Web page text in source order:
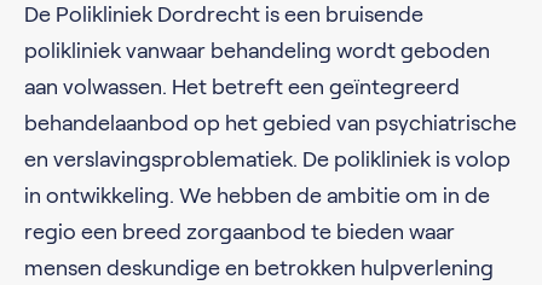
De Polikliniek Dordrecht is een bruisende
polikliniek vanwaar behandeling wordt geboden
aan volwassen. Het betreft een geïntegreerd
behandelaanbod op het gebied van psychiatrische
en verslavingsproblematiek. De polikliniek is volop
in ontwikkeling. We hebben de ambitie om in de
regio een breed zorgaanbod te bieden waar
mensen deskundige en betrokken hulpverlening